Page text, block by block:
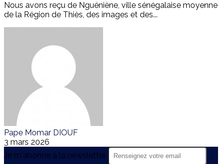
Nous avons reçu de Nguéniène, ville sénégalaise moyenne
de la Région de Thiès, des images et des...
Pape Momar DIOUF
3 mars 2026
Je m'abonne à la newsletter